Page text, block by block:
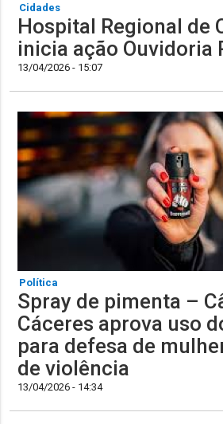
Cidades
Hospital Regional de
inicia ação Ouvidoria
13/04/2026 - 15:07
Política
Spray de pimenta –
Cáceres aprova uso
para defesa de
de violência
13/04/2026 - 14:34